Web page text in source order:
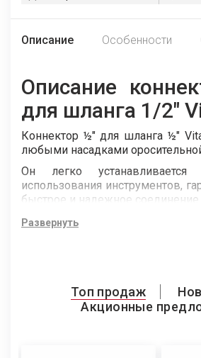
Описание Особенности
Описание
для шланга 1/2"
Коннектор ½" для шланга ½"
любыми насадками
Он легко
использования инструментов,
быстрое и надежное соединение.
Изготовлен коннектор из
Развернуть
Топ продаж
Акционные